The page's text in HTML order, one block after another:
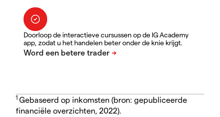
Doorloop de interactieve cursussen op de IG Academy
app, zodat u het handelen beter onder de knie krijgt.
1 Gebaseerd op inkomsten (bron: gepubliceerde
financiële overzichten, 2022).